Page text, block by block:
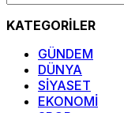
KATEGORİLER
GÜNDEM
DÜNYA
SİYASET
EKONOMİ